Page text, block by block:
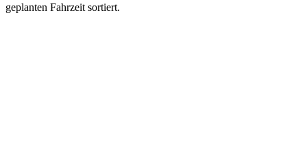
geplanten Fahrzeit sortiert.